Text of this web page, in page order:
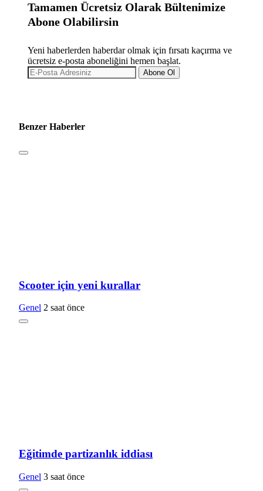
Tamamen Ücretsiz Olarak Bültenimize
Abone Olabilirsin
Yeni haberlerden haberdar olmak için fırsatı kaçırma ve
ücretsiz e-posta aboneliğini hemen başlat.
Abone Ol
Benzer Haberler
Scooter için yeni kurallar
Genel 2 saat önce
Eğitimde partizanlık iddiası
Genel 3 saat önce